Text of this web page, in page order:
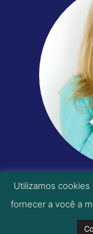
Utilizamos
fornecer a você a